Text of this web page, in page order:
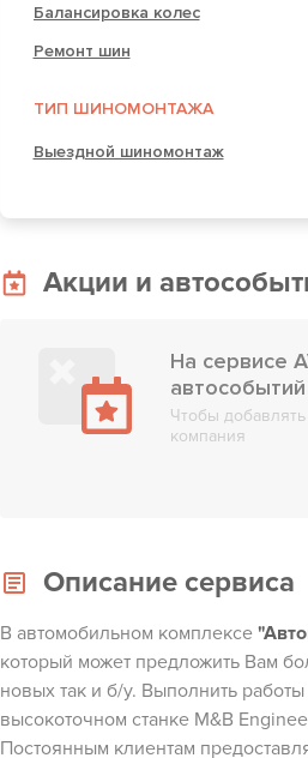
Балансировка колес
Ремонт шин
ТИП ШИНОМОНТАЖА
Выездной шиномонтаж
Акции и
На сервисе
автособытий
Чтобы
компания
Описание сервиса
В автомобильном комплексе
который может предложить Вам
новых так и б/у. Выполнить
высокоточном станке M&B
Постоянным клиентам